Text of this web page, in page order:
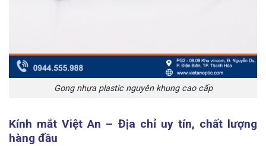
Gọng nhựa plastic nguyên khung cao cấp
Kính mắt Việt An – Địa chỉ uy tín, chất lượng
hàng đầu